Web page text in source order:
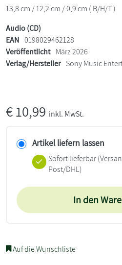
13,8 cm / 12,2 cm / 0,9 cm ( B/H/T )
Audio (CD)
EAN 0198029462128
Veröffentlicht März 2026
Verlag/Hersteller Sony Music
€10,99 inkl. MwSt.
Artikel liefern lassen
Sofort lieferbar
Post/DHL)
In den
Auf die Wunschliste